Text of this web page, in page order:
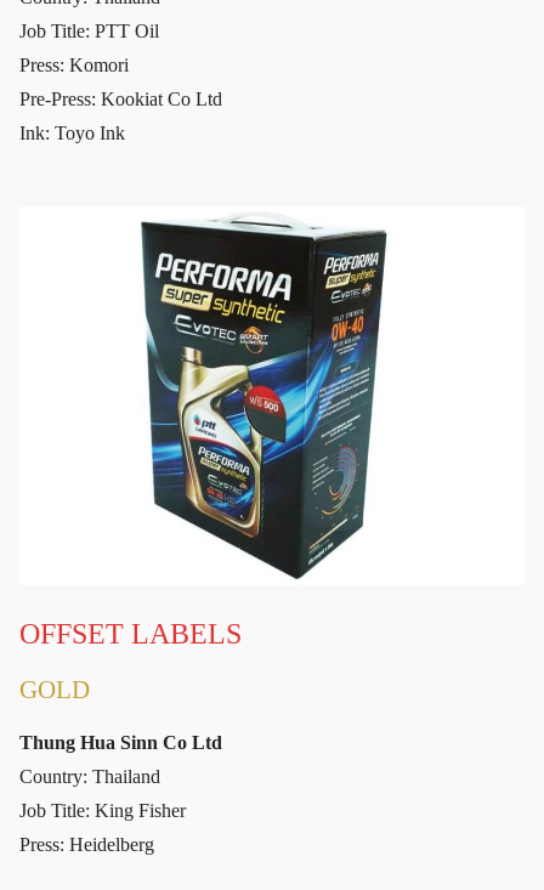
Job Title: PTT Oil
Press: Komori
Pre-Press: Kookiat Co Ltd
Ink: Toyo Ink
OFFSET LABELS
GOLD
Thung Hua Sinn Co Ltd
Country: Thailand
Job Title: King Fisher
Press: Heidelberg